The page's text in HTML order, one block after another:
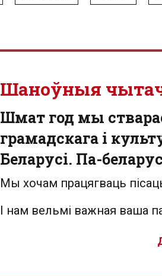
Шаноўныя
Шмат год мы
грамадскага і
Беларусі. Па-
Мы хочам працягваць
І нам вельмі важная ваша